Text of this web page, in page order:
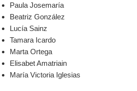
Paula Josemaría
Beatriz González
Lucía Sainz
Tamara Icardo
Marta Ortega
Elisabet Amatriain
María Victoria Iglesias